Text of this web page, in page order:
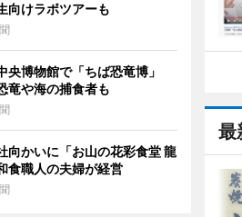
最
けラボツアーも
央博物館で「ちば恐竜博」
竜や海の捕食者も
向かいに「お山の花彩食堂 龍
職人の夫婦が経営